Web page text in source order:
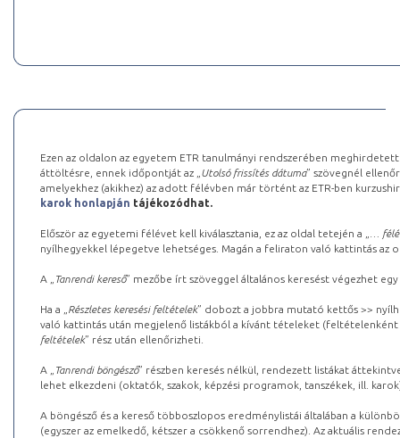
Ezen az oldalon az egyetem ETR tanulmányi rendszerében
áttöltésre, ennek időpontját az „ Utolsó frissítés dátuma” szövegnél
amelyekhez (akikhez) az adott félévben már történt az ETR-ben
karok honlapján tájékozódhat.
Először az egyetemi félévet kell kiválasztania, ez az oldal tetején a „
…
nyílhegyekkel lépegetve lehetséges. Magán a feliraton való kattintás az
A „ Tanrendi kereső” mezőbe írt szöveggel általános keresést végezhet
Ha a „ Részletes keresési feltételek” dobozt a jobbra mutató kettős >>
való kattintás után megjelenő listákból a kívánt tételeket (feltételenként
feltételek” rész után ellenőrizheti.
A „ Tanrendi böngésző” részben keresés nélkül, rendezett listákat
lehet elkezdeni (oktatók, szakok, képzési programok, tanszékek, ill.
A böngésző és a kereső többoszlopos eredménylistái általában a
(egyszer az emelkedő, kétszer a csökkenő sorrendhez). Az aktuális